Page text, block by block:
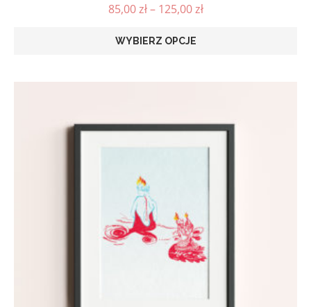
85,00zł– 125,00zł
WYBIERZ OPCJE